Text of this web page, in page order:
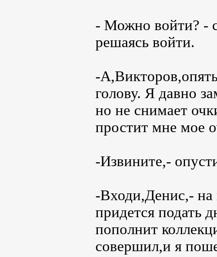
- Можно войти? -
решаясь войти.
-
голову. Я давно
но не снимает
простит мне мое
-Извините,-
-Входи,Денис,- на
придется подать
пополнит
совершил,и я